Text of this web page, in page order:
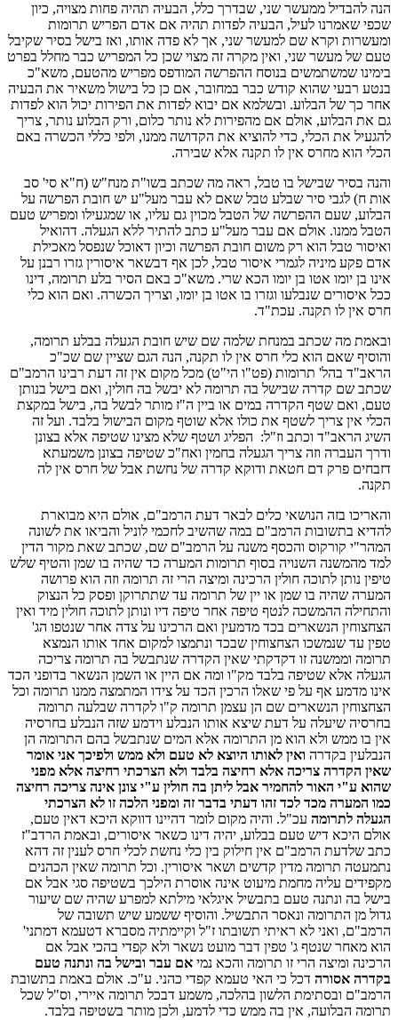
הנה להבדיל ממעשר שני, שבדרך כלל, הבעיה תהיה פחות מצויה, כיון
שכפי שאמרנו לעיל, הבעיה לפדות תהיה אם אדם הפריש תרומות
ומעשרות וקרא שם למעשר שני, אך לא פדה אותו, ואז בישל בסיר שקיבל
טעם של מעשר שני, ואין מקרה זה מצוי שכן כל המפריש כבר מחלל בפרט
בימינו שמשתמשים בנוסח ההפרשה המודפס מפריש מהטעם, משא"כ
בנטע רבעי שהוא קודש כבר במחובר, אם כן כל בישול משאיר את הבעיה
אחר כך של הבלוע. ובשלמא אם יבוא לפדות את הפירות יכול הוא לפדות
גם את הבלוע, אולם אם מהפירות לא נותר כלום, ורק הבלוע נותר, צריך
להגעיל את הכלי, כדי להוציא את הקדושה ממנו, ולפי כללי הכשרה באם
הכלי הוא מחרס אין לו תקנה אלא שבירה.
והנה בסיר שבישל בו טבל, ראה מה שכתב בשו"ת מנח"ש (ח"א סי' סב
אות ח) לגבי סיר שבלע טבל שאם לא עבר מעל"ע יש חובת הפרשה על
הבלוע, שעם ההפרשה של הטבל מכוין גם עליו, או שמגעילו ומפריש טעם
הטבל ממנו. אולם אם עבר מעל"ע כתב להתיר ללא הגעלה. דהואיל
ואיסור טבל הוא רק משום חובת הפרשה וכיון דאוכל שנפסל מאכילת
אדם פקע מיניה לגמרי איסור טבל, לכן אף דבשאר איסורין גזרו רבנן על
אינו בן יומו אטו בן יומו הכא שרי. משא"כ באם הסיר בלע תרומה, דינו
ככל איסורים שנבלעו וגזרו בו אטו בן יומו, וצריך הכשרה. ואם הוא כלי
חרס אין לו תקנה. עכת"ד.
ובאמת מה שכתב במנחת שלמה שם שיש חובת הגעלה בבלע תרומה,
והוסיף שאם הוא כלי חרס אין לו תקנה, הנה הגם שציין שם שכ"כ
הראב"ד בהל' תרומות (פט"ו הי"ט) מכל מקום אין זה דעת רבינו הרמב"ם
שכתב שם קדרה שבישל בה תרומה לא יבשל בה חולין, ואם בישל בנותן
טעם, ואם שטף הקדרה במים או ביין ה"ז מותר לבשל בה, בישל במקצת
הכלי אין צריך לשטף את כולו אלא שוטף מקום הבישול בלבד. ועל זה
השיג הראב"ד וכתב וז"ל: הפליג ושטף שלא מצינו שטיפה אלא בצונן
ודרך העברה וזה צריך הגעלה בחמין ואח"כ שטיפה בצונן משמעתא
דזבחים פרק דם חטאת ודוקא קדרה של נחשת אבל של חרס אין לה
תקנה.
והאריכו בזה הנושאי כלים לבאר דעת הרמב"ם, אולם היא מבוארת
להדיא בתשובות הרמב"ם במה שהשיב לחכמי לוניל והביאו את לשונה
המהר"י קורקוס והכסף משנה על הרמב"ם שם, שכתב שאת מקור הדין
למד מהמשנה השנויה בסוף תרומות המערה כד שהיה בו שמן והטיף שלש
טיפין נותן לתוכה חולין הרכינה ומיצה הרי זה תרומה וזה הוא פרושה
המערה שהיה בו שמן או יין של תרומה עד שתתרוקן ופסק כל הנצוק
והתחילה ההמשכה לנטף טיפה אחר טיפה דיו ונותן לתוכה חולין מיד ואין
הצחצוחין הנשארים בכד מדמעין ואם הרכינו על צדה אחר שנטפו הג'
טפין עד שנמשכו הצחצוחין שבכד ונתמצו למקום אחד אותו הנמצא
תרומה וממשנה זו דקדקתי שאין הקדרה שנתבשל בה תרומה צריכה
הגעלה אלא שטיפה בלבד מק"ו ומה אם היין או השמן הנשאר בדופני הכד
אינו מדמע אף על פי שאלו הרכין הכד על צידו המתמצה ממנו תרומה וכל
הצחצוחין הנשארים שם הן עצמן תרומה ק"ו לקדרה שבלעה תרומה
בחרסיה שיעלה על דעת שיצא אותו הנבלע וידמע שזה הנבלע בחרסיה
אין בו ממש ולא הוא מן התרומה אלא המים שנתבשל בהם התרומה הן
הנבלעין בקדרה ואין לאותו היוצא לא טעם ולא ממש ולפיכך אני אומר
שאין הקדרה צריכה אלא רחיצה בלבד ולא הצרכתי רחיצה אלא מפני
שהוא ע"י האור להחמיר אבל ליתן בה חולין ע"י צונן אינה צריכה רחיצה
כמו המערה מכד לכד זהו דעתי בדבר זה ומפני הלכה זו לא הצרכתי
הגעלה לתרומה עכ"ל. והיה מקום לומר דהיינו דווקא היכא דאין טעם,
אולם היכא דיש טעם בבלוע, יהיה דינו כשאר איסורים, ובאמת הרדב"ז
כתב שלדעת הרמב"ם אין חילוק בין כלי נחשת לכלי חרס לענין זה דהא
נתמעטה תרומה מדין קדשים ושאר איסורין. וכל תרומה שאין הכהנים
מקפידים עליה מחמת מיעוט אינה אוסרת הילכך בשטיפה סגי אבל אם
בישל בה ונתנה טעם בתבשיל איגלאי מילתא למפרע שהיה שם שיעור
גדול מן התרומה ונאסר התבשיל. והוסיף ששמע שיש תשובה של
הרמב"ם, ואני לא ראיתי תשובתו ז"ל וקיימתיה מסברא דטעמא דמתני'
הוא מאחר שנטף ג' טפין דבר מועט נשאר ולא קפדי בהכי אבל אם
הרכינה ומיצה הרי זו תרומה והכא נמי אם עבר ובישל בה ונתנה טעם
בקדרה אסורה דכל כי האי טעמא קפדי כהני. ע"כ. אולם באמת בתשובת
הרמב"ם ובסתימת הלשון בהלכה, משמע דבכל תרומה איירי, וס"ל שכל
תרומה הבלועה, אין בה ממש כדי לדמע, ולכן מותר בשטיפה בלבד.